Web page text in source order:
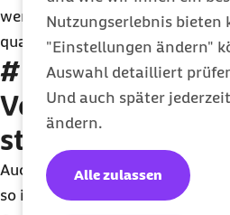
Nutzungserlebnis bieten
"Einstellungen ändern"
Auswahl detailliert
Und auch später
ändern.
Alle zulassen
werden besser koordiniert und
qualitätsgesichert und
#regionalstark -
Versorgung
statt. Wo sonst?
Auch wenn die Barmer
so ist die Versorgung in der